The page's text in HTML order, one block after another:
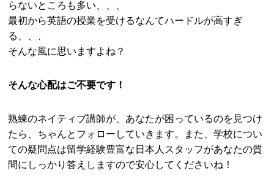
らないところも多い、、、
最初から英語の授業を受けるなんてハードルが高すぎ
る、、、
そんな風に思いますよね？
そんな心配はご不要です！
熟練のネイティブ講師が、あなたが困っているのを見つけ
たら、ちゃんとフォローしていきます。また、学校につい
ての疑問点は留学経験豊富な日本人スタッフがあなたの質
問にしっかり答えしますので安心してくださいね！